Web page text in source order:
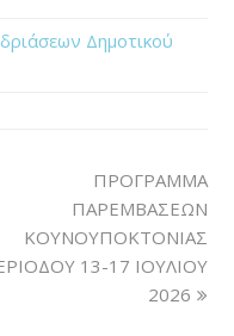
Δημοτικού
ΠΡΟΓΡΑΜΜΑ
ΠΑΡΕΜΒΑΣΕΩΝ
ΚΟΥΝΟΥΠΟΚΤΟΝΙΑΣ
13-17 ΙΟΥΛΙΟΥ
2026